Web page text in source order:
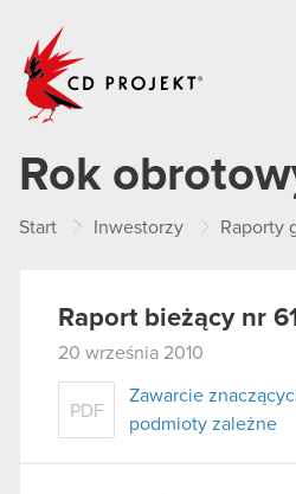
Rok
Start Inwestorzy Raporty
Raport bieżący nr
20 września 2010
PDF
Zawarcie
podmioty zależne